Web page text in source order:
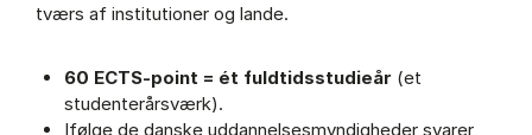
tværs af institutioner og lande.
60 ECTS-point = ét fuldtidsstudieår (et
studenterårsværk).
Ifølge de danske uddannelsesmyndigheder svarer